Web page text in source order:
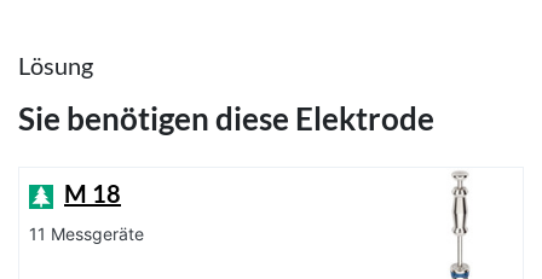
Lösung
Sie benötigen diese Elektrode
M 18
11 Messgeräte